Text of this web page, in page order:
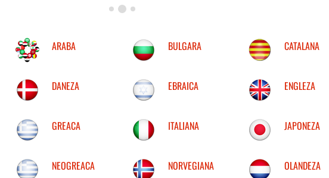
ARABA BULGARA CATALANA
DANEZA EBRAICA ENGLEZA
GREACA ITALIANA JAPONEZA
NEOGREACA NORVEGIANA OLANDEZA